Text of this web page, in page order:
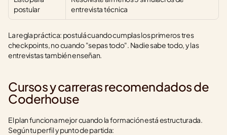
postular
entrevista técnica
La regla práctica: postulá cuando cumplas los primeros tres
checkpoints, no cuando "sepas todo". Nadie sabe todo, y las
entrevistas también enseñan.
Cursos y carreras recomendados de
Coderhouse
El plan funciona mejor cuando la formación está estructurada.
Según tu perfil y punto de partida: